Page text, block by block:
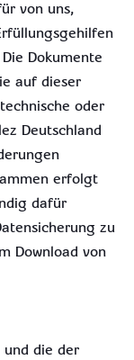
von uns,
Dokumente
auf dieser
oder
Deutschland
erfolgt
dafür
zu
Download von
und die der